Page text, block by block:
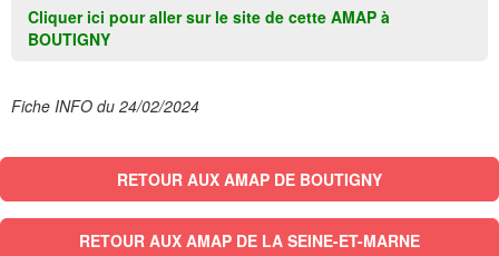
Cliquer ici pour aller sur le site de cette AMAP à
BOUTIGNY
Fiche INFO du 24/02/2024
RETOUR AUX AMAP DE BOUTIGNY
RETOUR AUX AMAP DE LA SEINE-ET-MARNE